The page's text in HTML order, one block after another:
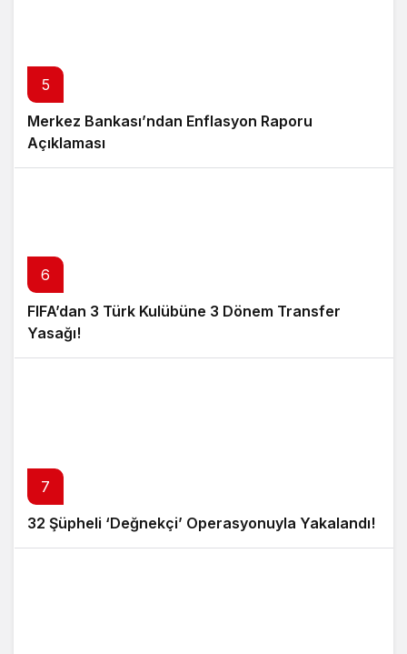
5
Merkez Bankası’ndan Enflasyon Raporu
Açıklaması
6
FIFA’dan 3 Türk Kulübüne 3 Dönem Transfer
Yasağı!
7
32 Şüpheli ‘Değnekçi’ Operasyonuyla Yakalandı!